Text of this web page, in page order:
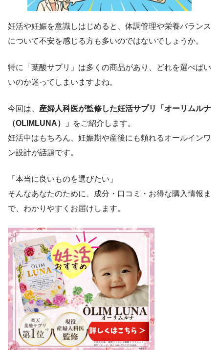
妊活や妊娠を意識しはじめると、体調管理や栄養バランス
について不安を感じる方も多いのではないでしょうか。
特に「葉酸サプリ」は多くの商品があり、どれを選べばい
いのか迷ってしまいますよね。
今回は、 産婦人科医が監修した妊活サプリ「オーリムルナ
（OLIMLUNA）」 をご紹介します。
妊活中はもちろん、妊娠期や産後にも頼れるオールインワ
ン設計が話題です。
「本当に良いものを選びたい」
そんなあなたのために、成分・口コミ・お得な購入情報ま
で、わかりやすくお届けします。